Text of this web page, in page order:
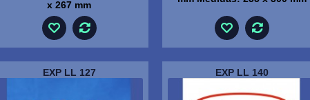
x 267 mm
EXP LL 127 EXP LL 140